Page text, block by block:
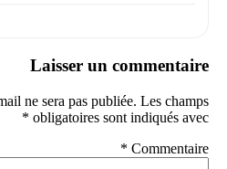
Laisser un commentaire
ne sera pas publiée. Les champs
obligatoires sont indiqués avec
*
Commentaire
*